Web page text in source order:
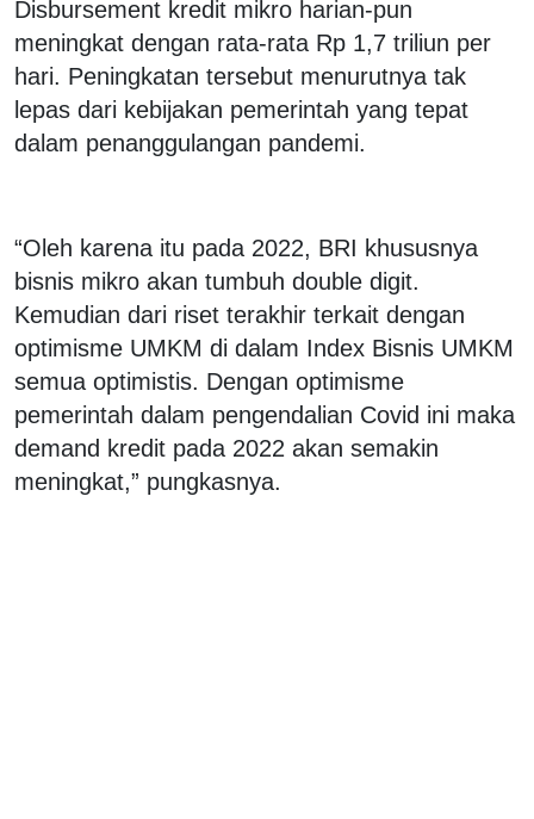
Disbursement kredit mikro harian-pun
meningkat dengan rata-rata Rp 1,7 triliun per
hari. Peningkatan tersebut menurutnya tak
lepas dari kebijakan pemerintah yang tepat
dalam penanggulangan pandemi.
“Oleh karena itu pada 2022, BRI khususnya
bisnis mikro akan tumbuh double digit.
Kemudian dari riset terakhir terkait dengan
optimisme UMKM di dalam Index Bisnis UMKM
semua optimistis. Dengan optimisme
pemerintah dalam pengendalian Covid ini maka
demand kredit pada 2022 akan semakin
meningkat,” pungkasnya.